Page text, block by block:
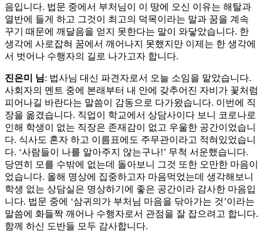
음입니다. 법문 중에서 부처님이 이 땅에 오신 이유는 해탈과
열반에 들게 하고 그것이 최고의 덕목이라는 말과 꿈을 계속
꾸기 때문에 깨달음을 얻지 못한다는 말이 와닿았습니다. 한
생각에 사로잡혀 꿈에서 깨어나지 못했지만 이제는 한 생각에
서 벗어나 수행자의 길로 나가고자 합니다.
진은미 님: 법사님 대신 파견자로서 오늘 소임을 맡았습니다.
사회자의 멘트 중에 본래부터 내 안에 갖추어진 자비가 꽃처럼
피어나길 바란다는 말씀이 감동으로 다가왔습니다. 이번에 직
장을 옮겼습니다. 직업이 학교에서 상담사이다 보니 코로나로
인해 학생이 없는 직장은 존재감이 없고 우울한 공간이었습니
다. 식사도 혼자 하고 이름표에도 주무관이라고 적혀있었습니
다. ‘사람들이 나를 알아주지 않는구나!’ 무척 서운했습니다.
당연히 모를 수밖에 없는데 돌아보니 그것 또한 오만한 마음이
었습니다. 올해 명상에 집중하고자 마음먹었는데 생각해보니
학생 없는 상담실은 명상하기에 좋은 공간이라 감사한 마음입
니다. 법문 중에 ‘삼귀의가 부처님 마음을 닦아가는 것’이라는
말씀에 화들짝 깨어나 수행자로서 관점을 잘 잡으려고 합니다.
함께 하신 도반들 모두 감사합니다.